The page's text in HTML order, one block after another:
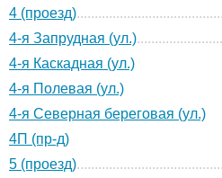
4 (проезд)
4-я Запрудная (ул.)
4-я Каскадная (ул.)
4-я Полевая (ул.)
4-я Северная береговая (ул.)
4П (пр-д)
5 (проезд)